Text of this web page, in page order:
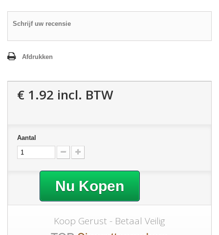
Schrijf uw recensie
Afdrukken
€ 1.92 incl. BTW
Aantal
Nu Kopen
Koop Gerust - Betaal Veilig